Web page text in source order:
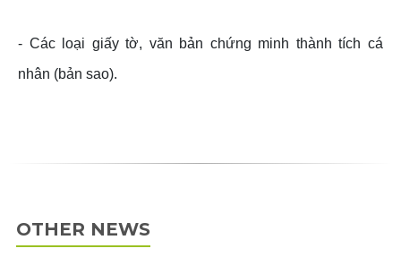
- Các loại giấy tờ, văn bản chứng minh thành tích cá
nhân (bản sao).
OTHER NEWS